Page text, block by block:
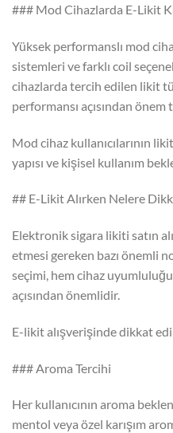
### Mod Cihazlarda E-Likit
Yüksek performanslı mod
sistemleri ve farklı coil
cihazlarda tercih edilen likit
performansı açısından önem
Mod cihaz kullanıcılarının
yapısı ve kişisel kullanım
## E-Likit Alırken Nelere
Elektronik sigara likiti satın
etmesi gereken bazı önemli
seçimi, hem cihaz
açısından önemlidir.
E-likit alışverişinde dikkat
### Aroma Tercihi
Her kullanıcının aroma
mentol veya özel karışım